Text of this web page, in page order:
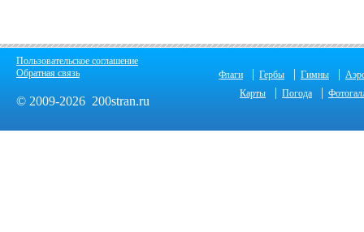
Пользовательское соглашение
Обратная связь
© 2009-2026 200stran.ru
Флаги | Гербы | Гимны |
Карты
| Погода |